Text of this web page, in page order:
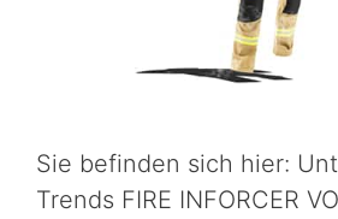
Sie befinden sich hier:
Trends FIRE INFORCER